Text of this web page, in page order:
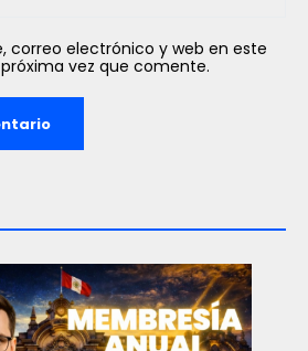
correo electrónico y web en este
vez que comente.